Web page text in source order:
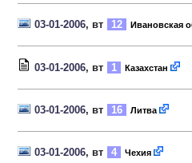
03-01-2006, вт 12 Ивановская
03-01-2006, вт 1 Казахстан
03-01-2006, вт 16 Литва
03-01-2006, вт 4 Чехия